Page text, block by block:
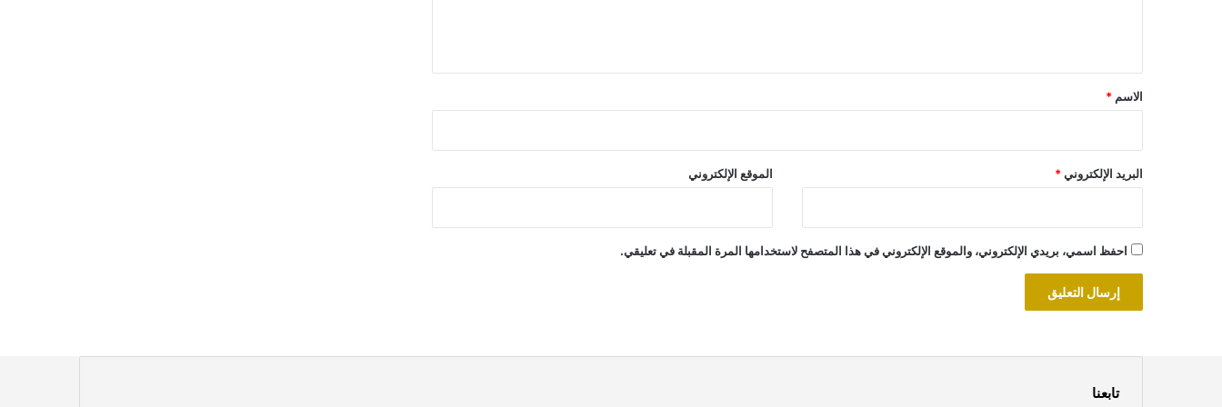
*
الاسم *
البريد الإلكتروني* الموقع الإلكتروني
احفظ اسمي، بريدي الإلكتروني، والموقع الإلكتروني في هذا المتصفح لاستخدامها المرة المقبلة في تعليقي.
تابعنا